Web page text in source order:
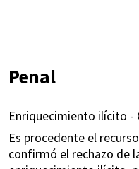
Penal
Enriquecimiento ilícito -
Es procedente el
confirmó el rechazo de